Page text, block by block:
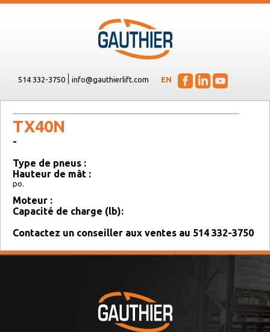
514 332-3750 info@gauthierlift.com EN
TX40N
-
Type de pneus :
Hauteur de mât :
po.
Moteur :
Capacité de charge (lb):
Contactez un conseiller aux ventes au 514 332-3750